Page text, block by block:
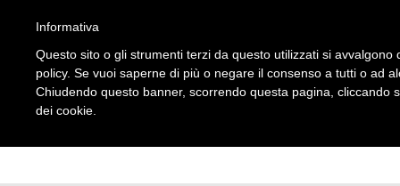
Informativa
Questo sito o gli strumenti terzi da questo utilizzati si
policy. Se vuoi saperne di più o negare il consenso a tutti o ad
Chiudendo questo banner, scorrendo questa pagina, cliccando
dei cookie.